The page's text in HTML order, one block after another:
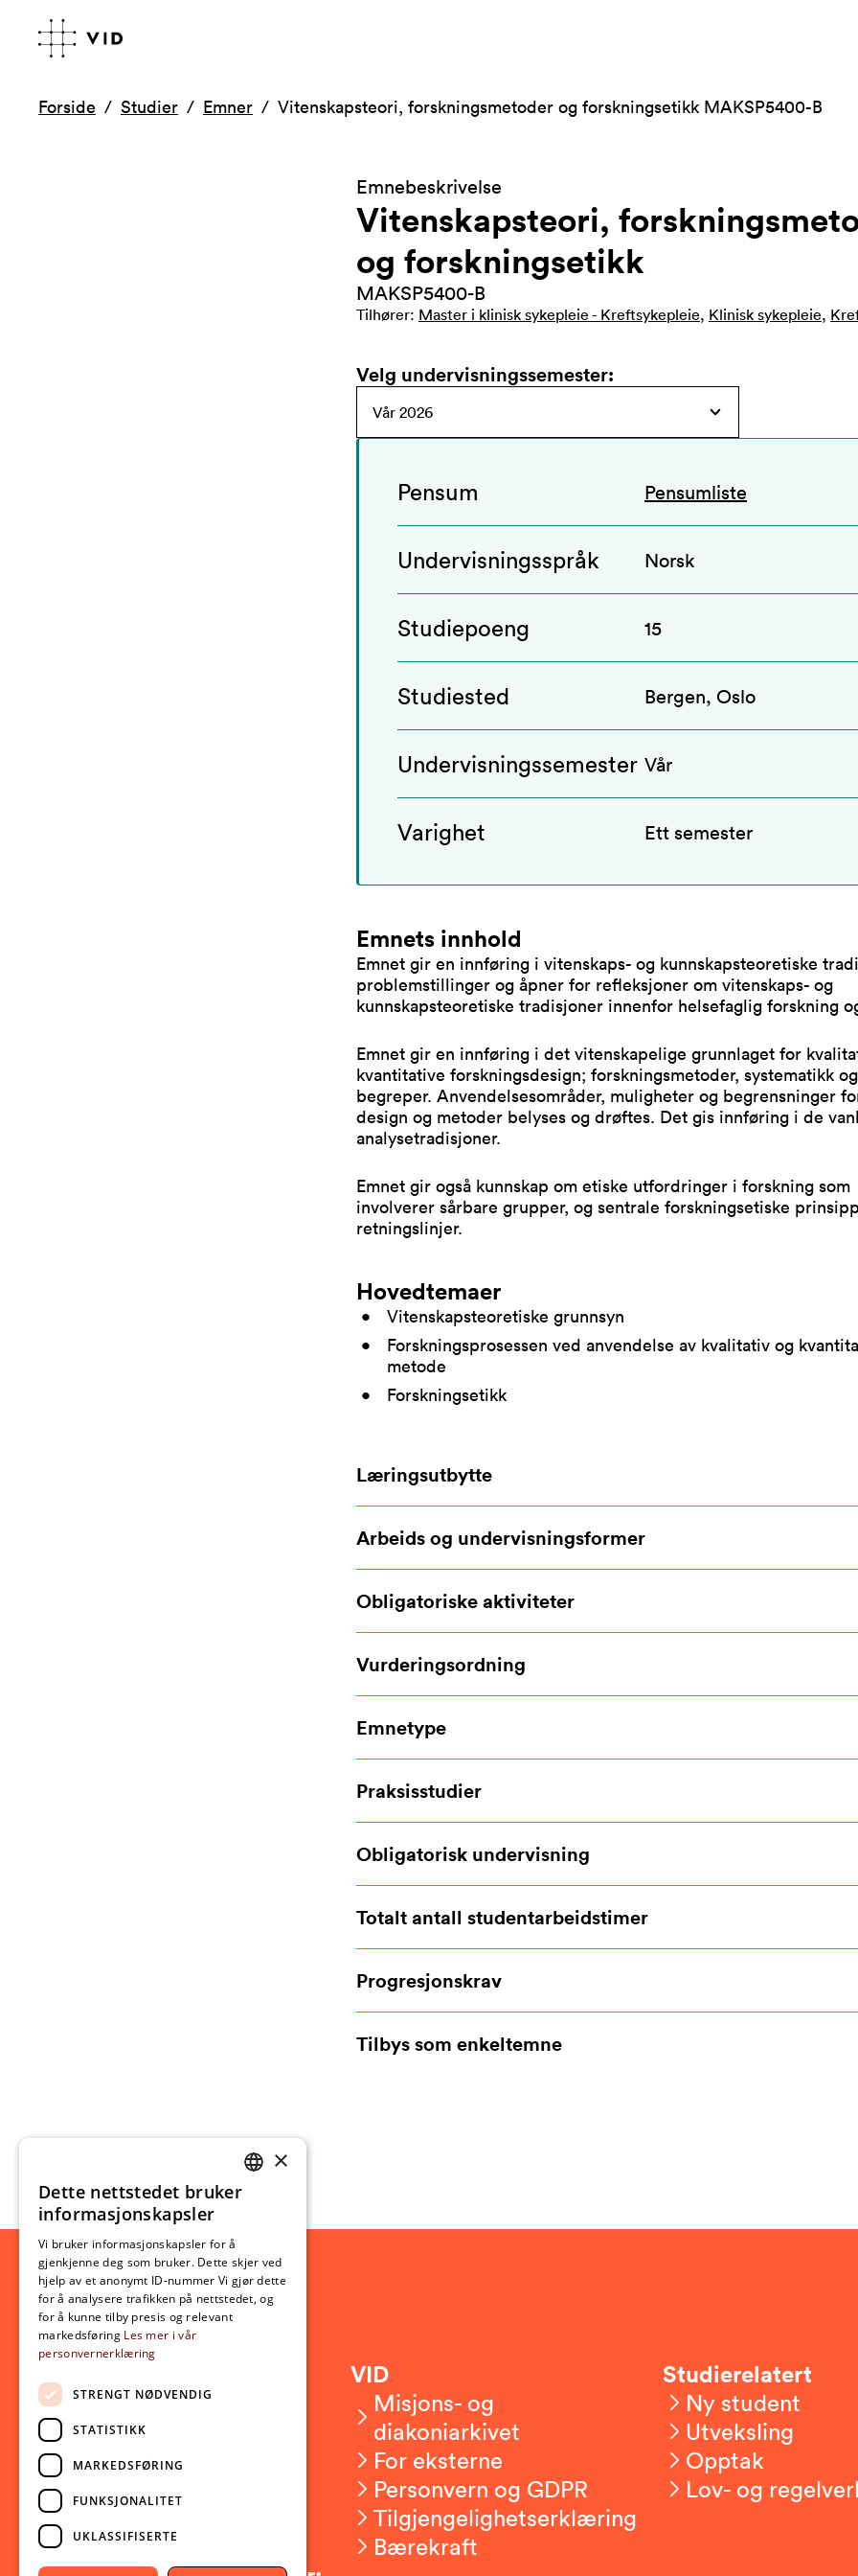
Forside Studier Emner Vitenskapsteori, forskningsmetoder og forskningsetikk MAKSP5400-B
Emnebeskrivelse
Vitenskapsteori,
og forskningsetikk
MAKSP5400-B
Tilhører: Master i klinisk sykepleie - Kreftsykepleie, Klinisk sykepleie,
Velg undervisningssemester:
Pensum Pensumliste
Undervisningsspråk Norsk
Studiepoeng 15
Studiested Bergen, Oslo
Undervisningssemester Vår
Varighet Ett semester
Emnets innhold
Emnet gir en innføring i vitenskaps- og kunnskapsteoretiske
problemstillinger og åpner for refleksjoner om vitenskaps- og
kunnskapsteoretiske tradisjoner innenfor helsefaglig forskning
Emnet gir en innføring i det vitenskapelige grunnlaget for
kvantitative forskningsdesign; forskningsmetoder, systematikk
begreper. Anvendelsesområder, muligheter og begrensninger
design og metoder belyses og drøftes. Det gis innføring i de
analysetradisjoner.
Emnet gir også kunnskap om etiske utfordringer i forskning som
involverer sårbare grupper, og sentrale forskningsetiske
retningslinjer.
Hovedtemaer
Vitenskapsteoretiske grunnsyn
Forskningsprosessen ved anvendelse av kvalitativ og
metode
Forskningsetikk
Læringsutbytte
Arbeids og undervisningsformer
Obligatoriske aktiviteter
Vurderingsordning
Emnetype
Praksisstudier
Obligatorisk undervisning
Totalt antall studentarbeidstimer
Progresjonskrav
Tilbys som enkeltemne
Kontakt oss
Om VID
Ansatte
Presserom
Sikkerhet og beredskap
VID
Misjons- og
diakoniarkivet
For eksterne
Personvern og GDPR
Tilgjengelighetserklæring
Bærekraft
Studierelatert
Ny student
Utveksling
Opptak
Lov- og
NORWEGIAN
×
Dette nettstedet bruker
informasjonskapsler
Vi bruker informasjonskapsler for å
gjenkjenne deg som bruker. Dette skjer ved
hjelp av et anonymt ID-nummer Vi gjør dette
for å analysere trafikken på nettstedet, og
for å kunne tilby presis og relevant
markedsføring Les mer i vår
personvernerklæring
STRENGT NØDVENDIG
STATISTIKK
MARKEDSFØRING
FUNKSJONALITET
UKLASSIFISERTE